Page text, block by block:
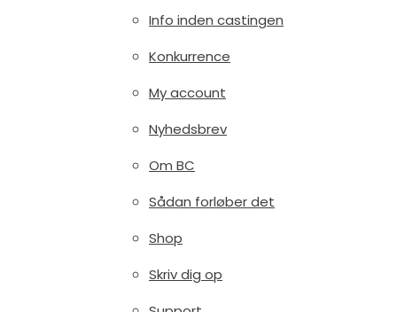
Info inden castingen
Konkurrence
My account
Nyhedsbrev
Om BC
Sådan forløber det
Shop
Skriv dig op